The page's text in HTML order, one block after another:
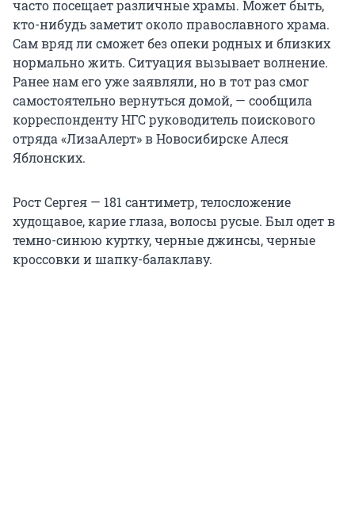
часто посещает различные храмы. Может быть,
кто-нибудь заметит около православного храма.
Сам вряд ли сможет без опеки родных и близких
нормально жить. Ситуация вызывает волнение.
Ранее нам его уже заявляли, но в тот раз смог
самостоятельно вернуться домой, — сообщила
корреспонденту НГС руководитель поискового
отряда «ЛизаАлерт» в Новосибирске Алеся
Яблонских.
Рост Сергея — 181 сантиметр, телосложение
худощавое, карие глаза, волосы русые. Был одет в
темно-синюю куртку, черные джинсы, черные
кроссовки и шапку-балаклаву.